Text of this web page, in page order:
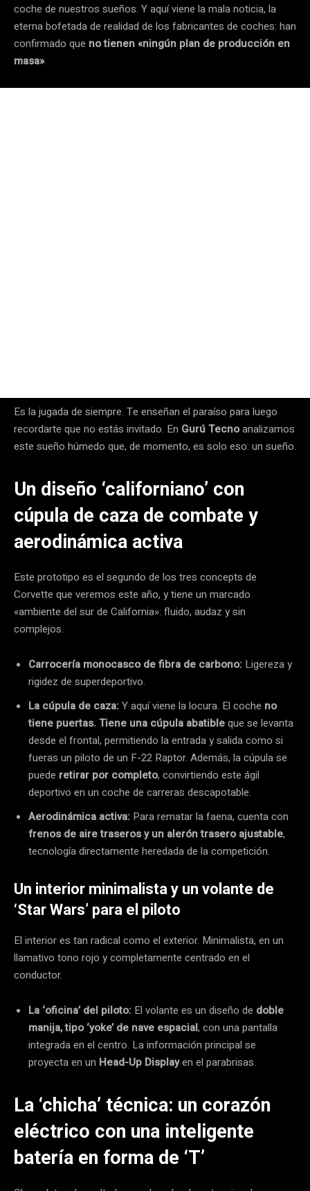
coche de nuestros sueños. Y aquí viene la mala noticia, la
eterna bofetada de realidad de los fabricantes de coches: han
confirmado que no tienen «ningún plan de producción en
masa».
Es la jugada de siempre. Te enseñan el paraíso para luego
recordarte que no estás invitado. En Gurú Tecnoanalizamos
este sueño húmedo que, de momento, es solo eso: un sueño.
Un diseño ‘californiano’ con
cúpula de caza de combate y
aerodinámica activa
Este prototipo es el segundo de los tres concepts de
Corvette que veremos este año, y tiene un marcado
«ambiente del sur de California»: fluido, audaz y sin
complejos.
Carrocería monocasco de fibra de carbono: Ligereza y
rigidez de superdeportivo.
La cúpula de caza:Y aquí viene la locura. El coche no
tiene puertas. Tiene una cúpula abatibleque se levanta
desde el frontal, permitiendo la entrada y salida como si
fueras un piloto de un F-22 Raptor. Además, la cúpula se
puede retirar por completo, convirtiendo este ágil
deportivo en un coche de carreras descapotable.
Aerodinámica activa: Para rematar la faena, cuenta con
frenos de aire traseros y un alerón trasero ajustable,
tecnología directamente heredada de la competición.
Un interior minimalista y un volante de
‘Star Wars’ para el piloto
El interior es tan radical como el exterior. Minimalista, en un
llamativo tono rojo y completamente centrado en el
conductor.
La ‘oficina’ del piloto: El volante es un diseño de doble
manija, tipo ‘yoke’ de nave espacial, con una pantalla
integrada en el centro. La información principal se
proyecta en un Head-Up Displayen el parabrisas.
La ‘chicha’ técnica: un corazón
eléctrico con una inteligente
batería en forma de ‘T’